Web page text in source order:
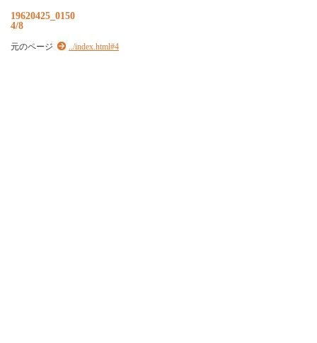
19620425_0150
4/8
元のページ ../index.html#4